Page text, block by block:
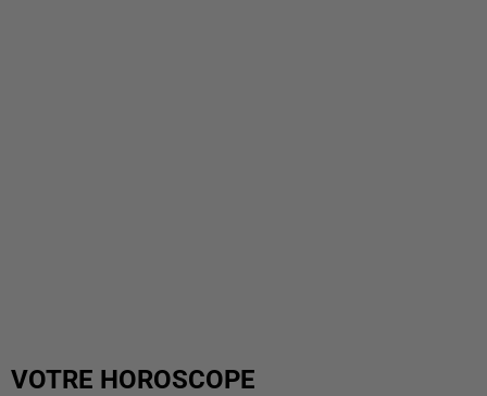
VOTRE HOROSCOPE